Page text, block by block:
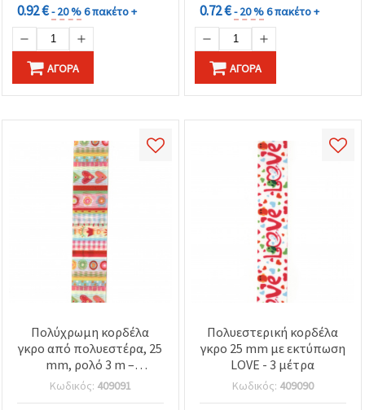
0.92 €- 20 %6 πακέτο +
ΑΓΟΡΆ
0.72 €- 20 %6 πακέτο +
ΑΓΟΡΆ
Πολύχρωμη κορδέλα
γκρο από πολυεστέρα, 25
mm, ρολό 3 m –
Διακοσμητική κορδέλα
για συσκευασία δώρων,
Κωδικός: 409091
Πολυεστερική κορδέλα
γκρο 25 mm με εκτύπωση
LOVE - 3 μέτρα
Κωδικός: 409090